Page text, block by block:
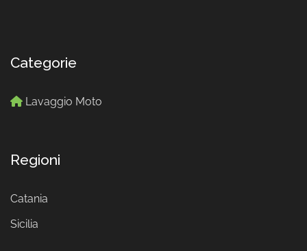
Categorie
Lavaggio Moto
Regioni
Catania
Sicilia